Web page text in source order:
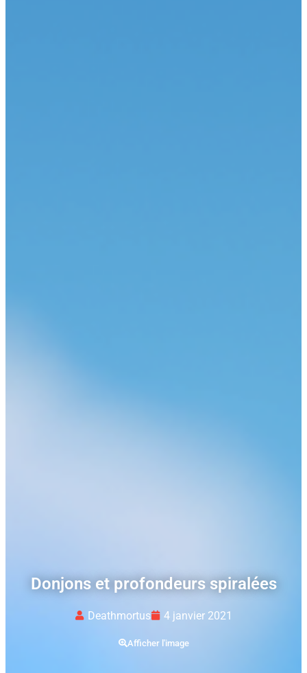
Donjons et profondeurs spiralées
Deathmortus 4 janvier 2021
Afficher l'image